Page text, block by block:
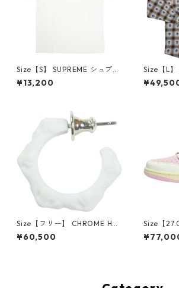
Size【S】 SUPREME シュプリ
ーム S/S Pocket Tee White T
シャツ 白 【新古品・未使用
¥13,200
Size【L】
ーム
Hooded
Size【フリー】 CHROME HEA
RTS クロム・ハーツ CH Cross
SINGLE Hoop Earring WHITE
¥60,500
Size【
×Travis
LOW OG